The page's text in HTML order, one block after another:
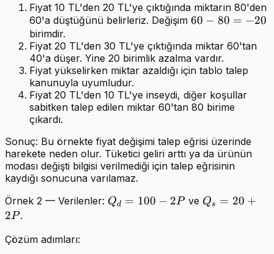
Fiyat 10 TL'den 20 TL'ye çıktığında miktarın 80'den
60'a düştüğünü belirleriz. Değişim 60
80
=
-20
60 − 80 = −20
birimdir.
Fiyat 20 TL'den 30 TL'ye çıktığında miktar 60'tan
40'a düşer. Yine 20 birimlik azalma vardır.
Fiyat yükselirken miktar azaldığı için tablo talep
kanunuyla uyumludur.
Fiyat 20 TL'den 10 TL'ye inseydi, diğer koşullar
sabitken talep edilen miktar 60'tan 80 birime
çıkardı.
Sonuç: Bu örnekte fiyat değişimi talep eğrisi üzerinde
harekete neden olur. Tüketici geliri arttı ya da ürünün
modası değişti bilgisi verilmediği için talep eğrisinin
kaydığı sonucuna varılamaz.
Örnek 2 — Verilenler: Q_d
Qd = 100 − 2P ve Q_s
Qs = 20 +
2P.
Çözüm adımları: